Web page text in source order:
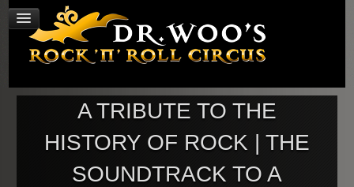
A TRIBUTE TO THE
HISTORY OF ROCK | THE
SOUNDTRACK TO A